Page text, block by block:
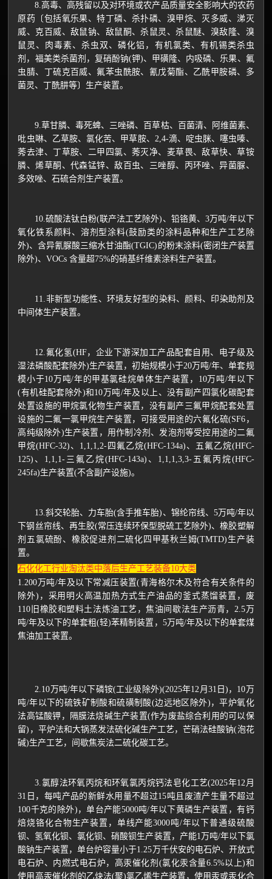
8.高毒、高残留以及对环境或农产品质量安全影响大的农药
原药〔包括氧乐果、特丁磷、杀扑磷、溴甲烷、灭多威、涕灭
威、克百威、敌鼠钠、敌鼠酮、杀鼠灵、杀鼠醚、溴敌隆、溴
鼠灵、肉毒素、杀虫双、磷化铝，有机氯类、有机锡类杀虫
剂，福美类杀菌剂，复硝酚钠(钾)、甲磺隆、内吸磷、乐果、氟
虫腈、丁硫克百威、氟苯虫酰胺、氰戊菊酯、乙酰甲胺磷、多
菌灵、丁酰肼等〕生产装置。
9.草甘膦、毒死蜱、三唑磷、百草枯、百菌清、阿维菌素、
吡虫啉、乙草胺、氯化苦、甲草胺、2,4-滴、啶虫脒、噻虫嗪、
莠去津、丁草胺、二甲四氯、莠灭净、麦草畏、敌草快、草铵
膦、烯草酮、代森锰锌、敌百虫、三唑醇、丙环唑、异菌脲、
多效唑、石硫合剂生产装置。
10.硫酸法钛白粉(联产法工艺除外)、铅铬黄、3万吨/年以下
氧化铁系颜料、溶剂型涂料(鼓励类的涂料品种和生产工艺除
外)、含异氰脲酸三缩水甘油酯(TGIC)的粉末涂料(密闭生产装置
除外)、VOCs 含量超75%的硝基纤维素涂料生产装置。
11.非新型功能性、环境友好型的染料、颜料、印染助剂及
中间体生产装置。
12.氟化氢(HF，企业下游深加工产品配套自用、电子级及
湿法磷酸配套除外)生产装置，初始规模小于20万吨/年、单套规
模小于10万吨/年的甲基氯硅烷单体生产装置，10万吨/年以下
(有机硅配套除外)和10万吨/年及以上、没有副产四氯化碳配套
处置设施的甲烷氯化物生产装置，没有副产三氟甲烷配套处置
设施的二氟一氯甲烷生产装置，可接受用途的六氟化硫(SF6，
高纯级除外)生产装置，用作制冷剂、发泡剂等受控用途的二氟
甲烷(HFC-32)、1,1,1,2-四氟乙烷(HFC-134a)、五氟乙烷(HFC-
125)、1,1,1-三氟乙烷(HFC-143a)、1,1,1,3,3-五氟丙烷(HFC-
245fa)生产装置(不含副产设施)。
13.斜交轮胎、力车胎(含手推车胎)、锦纶帘线、5万吨/年以
下钢丝帘线、再生胶(常压连续环保型脱硫工艺除外)、橡胶塑解
剂五氯硫酚、橡胶促进剂二硫化四甲基秋兰姆(TMTD)生产装
置。
石化化工行业淘汰类中落后生产工艺装备10大类
1.200万吨/年及以下常减压装置(青海格尔木及符合有关条件的
除外)，采用明火高温加热方式生产油品的釜式蒸馏装置，废
110旧橡胶和塑料土法炼油工艺，焦油间歇法生产沥青，2.5万
吨/年及以下的单套粗(轻)苯精制装置，5万吨/年及以下的单套煤
焦油加工装置。
2.10万吨/年以下磷铵(工业级除外)(2025年12月31日)，10万
吨/年以下的硫铁矿制酸和硫磺制酸(边远地区除外)，平炉氧化
法高锰酸钾，隔膜法烧碱生产装置(作为废盐综合利用的可以保
留)，平炉法和大锅蒸发法硫化碱生产工艺，芒硝法硅酸钠(泡花
碱)生产工艺，间歇焦炭法二硫化碳工艺。
3.氯醇法环氧丙烷和环氧氯丙烷钙法皂化工艺(2025年12月
31日，每吨产品的新鲜水用量不超过15吨且废渣产生量不超过
100千克的除外)，单台产能5000吨/年以下黄磷生产装置，有钙
焙烧铬化合物生产装置，单线产能3000吨/年以下普通级硫酸
钡、氢氧化钡、氯化钡、硝酸钡生产装置，产能1万吨/年以下氯
酸钠生产装置，单台炉容量小于1.25万千伏安的电石炉、开放式
电石炉、内燃式电石炉，高汞催化剂(氯化汞含量6.5%以上)和
使用高汞催化剂的乙炔法(聚)氯乙烯生产装置，使用汞或汞化合